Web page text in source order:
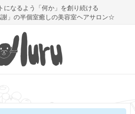
になるよう「何か」を創り続ける
」の半個室癒しの美容室ヘアサロン☆